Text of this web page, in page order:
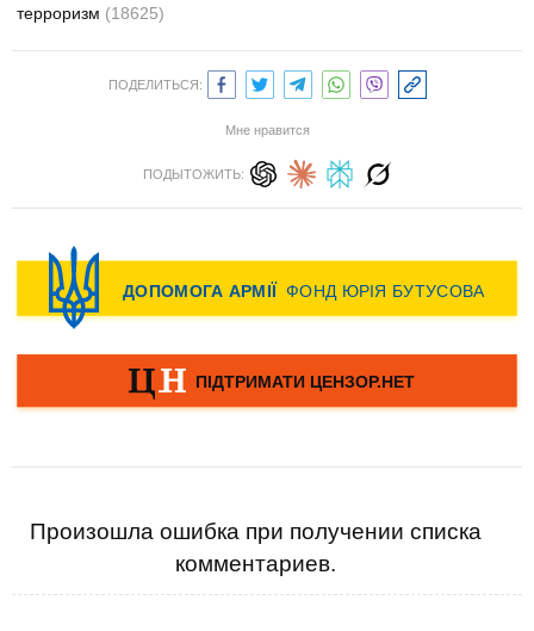
терроризм (18625)
ПОДЕЛИТЬСЯ:
Мне нравится
ПОДЫТОЖИТЬ:
Произошла ошибка при получении списка
комментариев.